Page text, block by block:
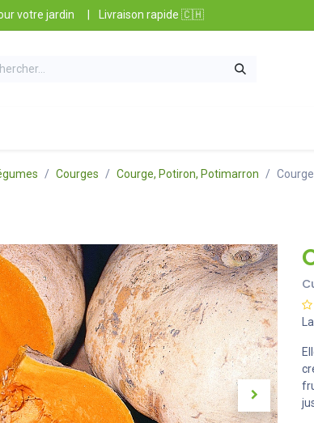
votre jardin Livraison rapide 🇨🇭
Courges Courge, Potiron, Potimarron